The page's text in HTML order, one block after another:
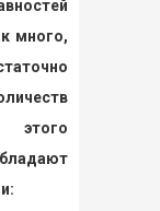
много,
этого